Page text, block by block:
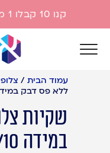
קנו 10 קבלו 1 מתנה או 10 וקבלו 2 מתנה
עמוד הבית /
ללא פס דבק במידה 7/10 (ארוז
שקיות
במידה 7/10 (ארוז 1000 יח')